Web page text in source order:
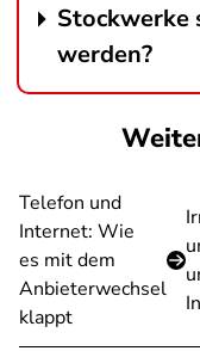
Stockwerke
werden?
Telefon und
Internet: Wie
es mit dem
Anbieterwechsel
klappt